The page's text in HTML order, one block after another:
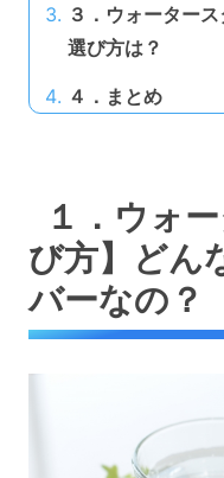
３．ウォーター
選び方は？
４．まとめ
１．ウォ
び方】どん
バーなの？